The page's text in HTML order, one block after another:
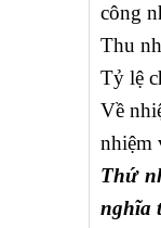
công
Thu
Tỷ lệ
Về
nhiệm
Thứ
nghĩa